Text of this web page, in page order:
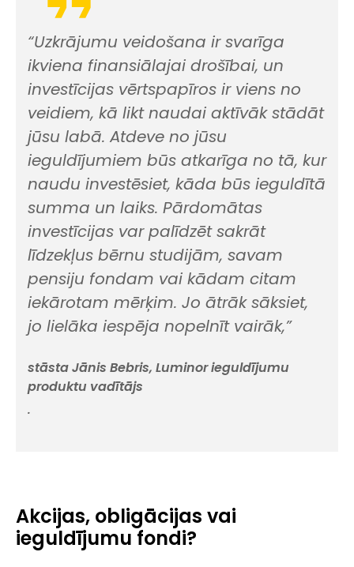
“Uzkrājumu veidošana ir svarīga
ikviena finansiālajai drošībai, un
investīcijas vērtspapīros ir viens no
veidiem, kā likt naudai aktīvāk stādāt
jūsu labā. Atdeve no jūsu
ieguldījumiem būs atkarīga no tā, kur
naudu investēsiet, kāda būs ieguldītā
summa un laiks. Pārdomātas
investīcijas var palīdzēt sakrāt
līdzekļus bērnu studijām, savam
pensiju fondam vai kādam citam
iekārotam mērķim. Jo ātrāk sāksiet,
jo lielāka iespēja nopelnīt vairāk,”
stāsta Jānis Bebris, Luminor ieguldījumu
produktu vadītājs
.
Akcijas, obligācijas vai
ieguldījumu fondi?